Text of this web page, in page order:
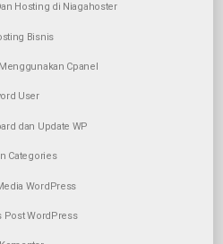
Hosting di Niagahoster
Bisnis
Cpanel
User
dan Update WP
Categories
WordPress
Post WordPress